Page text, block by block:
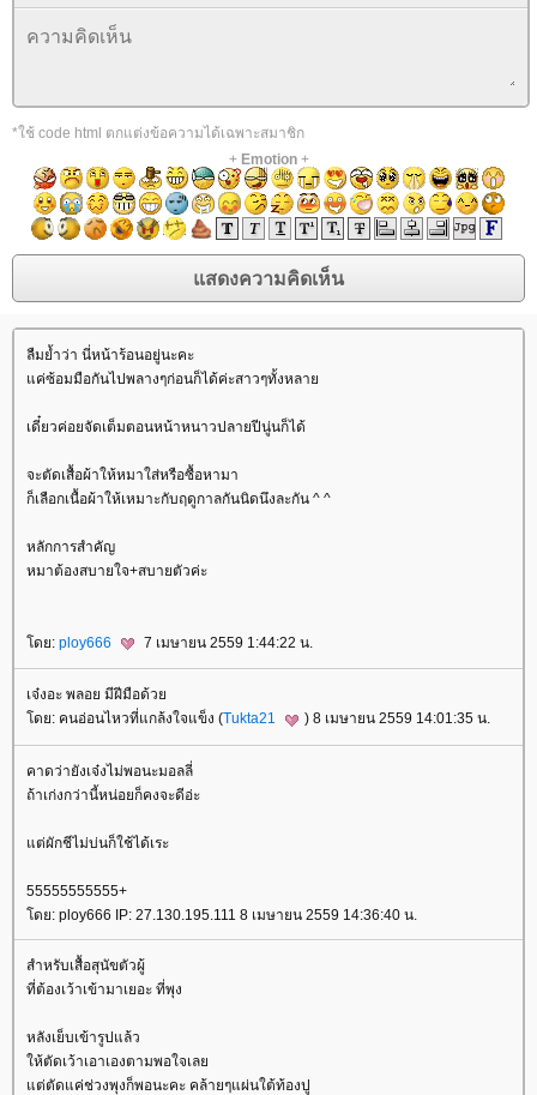
*ใช้ code html ตกแต่งข้อความได้เฉพาะสมาชิก
+ Emotion+
ลืมย้ำว่า นี่หน้าร้อนอยู่นะคะ
ค่ซ้อมมือกันไปพลางๆก่อนก็ได้ค่ะสาวๆทั้งหลา
เดี๋ยวค่อยจัดเต็มตอนหน้าหนาวปลายปีนู่นก็ได้
จะตัดเสื้อผ้าให้หมาใส่หรือซื้อหามา
ก็เลือกเนื้อผ้าให้เหมาะกับฤดูกาลกันนิดนึงละกัน ^ ^
หลักการสำคัญ
หมาต้องสบายใจ+สบายตัวค่ะ
ดย: ploy666 7 เมษายน 2559 1:44:22 น.
เจ๋งอะ พลอย มีฝีมือด้ว
ดย: คนอ่อนไหวที่แกล้งใจแข็ง (Tukta21 ) 8 เมษายน 2559 14:01:35 น.
คาดว่ายังเจ๋งไม่พอนะมอลลี่
ถ้าเก่งกว่านี้หน่อยก็คงจะดีอ่ะ
ต่ผักชีไม่บ่นก็ใช้ได้เระ
55555555555+
ดย: ploy666 IP: 27.130.195.111 8 เมษายน 2559 14:36:40 น.
สำหรับเสื้อสุนัขตัวผู้
ที่ต้องเว้าเข้ามาเยอะ ที่พุง
หลังเย็บเข้ารูปแล้ว
ห้ตัดเว้าเอาเองตามพอใจเล
ต่ตัดแค่ช่วงพุงก็พอนะคะ คล้ายๆแผ่นใต้ท้องปู